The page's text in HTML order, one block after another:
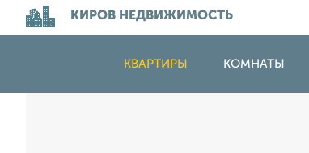
КИРОВ НЕДВИЖИМОСТЬ
КВАРТИРЫ КОМНАТЫ